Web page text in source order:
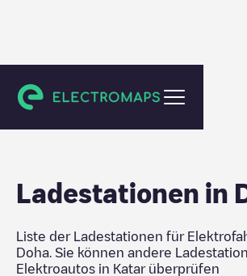
Katar
Ladestationen in
Liste der Ladestationen für
Doha . Sie können andere
Elektroautos in Katarüberprüfen